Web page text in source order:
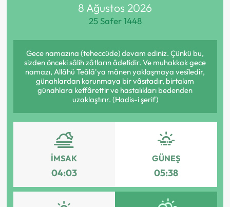
8 Ağustos 2026
25 Safer 1448
Gece namazına (teheccüde) devam ediniz. Çünkü bu,
sizden önceki sâlih zâtların âdetidir. Ve muhakkak gece
namazı, Allâhü Teâlâ'ya mânen yaklaşmaya vesîledir,
günahlardan korunmaya bir vâsıtadır, birtakım
günahlara keffârettir ve hastalıkları bedenden
uzaklaştırır. (Hadis-i şerif)
İMSAK
04:03
GÜNEŞ
05:38